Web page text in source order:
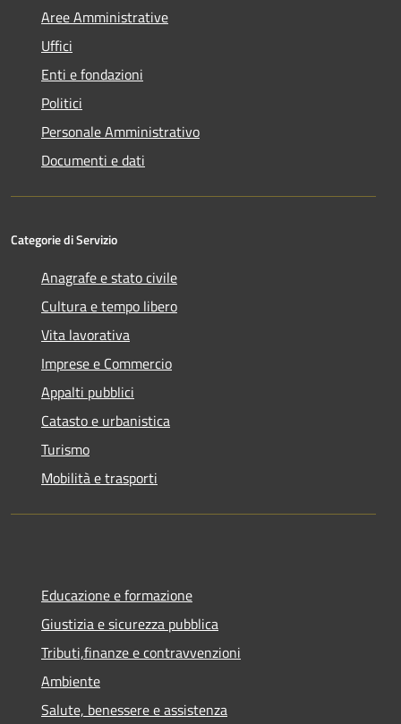
Aree Amministrative
Uffici
Enti e fondazioni
Politici
Personale Amministrativo
Documenti e dati
Categorie di Servizio
Anagrafe e stato civile
Cultura e tempo libero
Vita lavorativa
Imprese e Commercio
Appalti pubblici
Catasto e urbanistica
Turismo
Mobilità e trasporti
Educazione e formazione
Giustizia e sicurezza pubblica
Tributi,finanze e contravvenzioni
Ambiente
Salute, benessere e assistenza